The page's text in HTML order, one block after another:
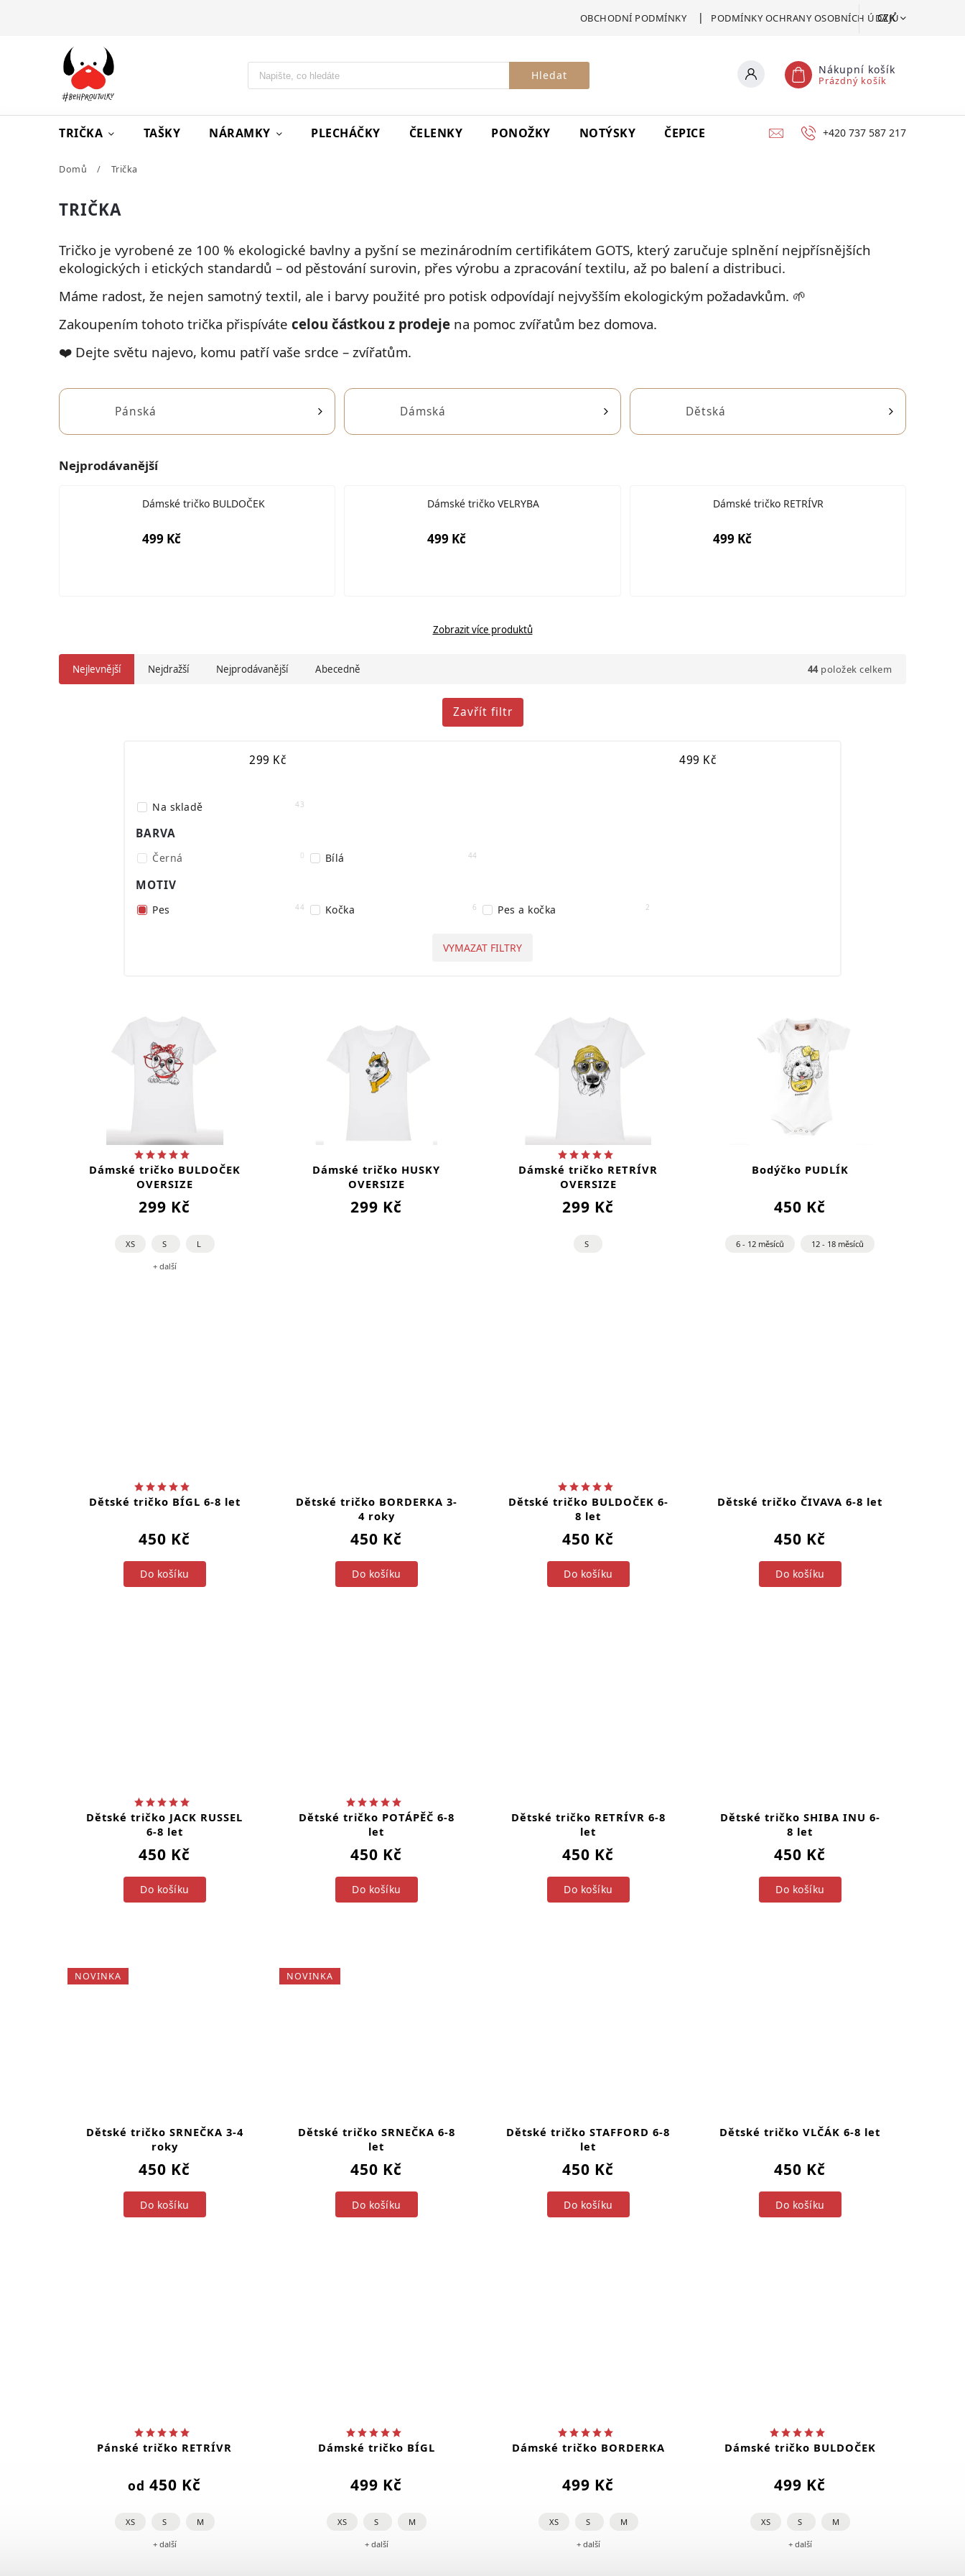
OBCHODNÍ PODMÍNKY PODMÍNKY OCHRANY OSOBNÍCH ÚDAJŮ
CZK
Hledat Nákupní košík
Prázdný košík
TRIČKA TAŠKY NÁRAMKY PLECHÁČKY ČELENKY PONOŽKY NOTÝSKY ČEPICE VSTUPENKA CERTIFIKÁT POMOCI
+420 737 587 217
Domů / Trička
TRIČKA
Tričko je vyrobené ze 100 % ekologické bavlny a pyšní se mezinárodním certifikátem GOTS, který zaručuje splnění nejpřísnějších
ekologických i etických standardů – od pěstování surovin, přes výrobu a zpracování textilu, až po balení a distribuci.
Máme radost, že nejen samotný textil, ale i barvy použité pro potisk odpovídají nejvyšším ekologickým požadavkům. 🌱
Zakoupením tohoto trička přispíváte celou částkou z prodeje na pomoc zvířatům bez domova.
❤️ Dejte světu najevo, komu patří vaše srdce – zvířatům.
Pánská Dámská Dětská
Nejprodávanější
Dámské tričko BULDOČEK
499 Kč
Dámské tričko VELRYBA
499 Kč
Dámské tričko RETRÍVR
499 Kč
Zobrazit více produktů
Nejlevnější Nejdražší Nejprodávanější Abecedně 44položek celkem
Zavřít filtr
299 Kč 499 Kč
Na skladě 43
BARVA
Černá 0 Bílá 44
MOTIV
Pes 44 Kočka 6 Pes a kočka 2
VYMAZAT FILTRY
Dámské tričko BULDOČEK
OVERSIZE
299 Kč
XS S L
+ další
Dámské tričko HUSKY
OVERSIZE
299 Kč
Dámské tričko RETRÍVR
OVERSIZE
299 Kč
S
Bodýčko PUDLÍK
450 Kč
6 - 12 měsíců 12 - 18 měsíců
Dětské tričko BÍGL 6-8 let
450 Kč
Do košíku
Dětské tričko BORDERKA 3-
4 roky
450 Kč
Do košíku
Dětské tričko BULDOČEK 6-
8 let
450 Kč
Do košíku
Dětské tričko ČIVAVA 6-8 let
450 Kč
Do košíku
Dětské tričko JACK RUSSEL
6-8 let
450 Kč
Do košíku
Dětské tričko POTÁPĚČ 6-8
let
450 Kč
Do košíku
Dětské tričko RETRÍVR 6-8
let
450 Kč
Do košíku
Dětské tričko SHIBA INU 6-
8 let
450 Kč
Do košíku
NOVINKA
Dětské tričko SRNEČKA 3-4
roky
450 Kč
Do košíku
NOVINKA
Dětské tričko SRNEČKA 6-8
let
450 Kč
Do košíku
Dětské tričko STAFFORD 6-8
let
450 Kč
Do košíku
Dětské tričko VLČÁK 6-8 let
450 Kč
Do košíku
Pánské tričko RETRÍVR
od 450 Kč
XS S M
+ další
Dámské tričko BÍGL
499 Kč
XS S M
+ další
Dámské tričko BORDERKA
499 Kč
XS S M
+ další
Dámské tričko BULDOČEK
499 Kč
XS S M
+ další